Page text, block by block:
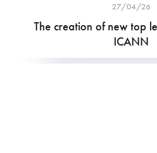
27/04/26
The creation of new top
ICANN